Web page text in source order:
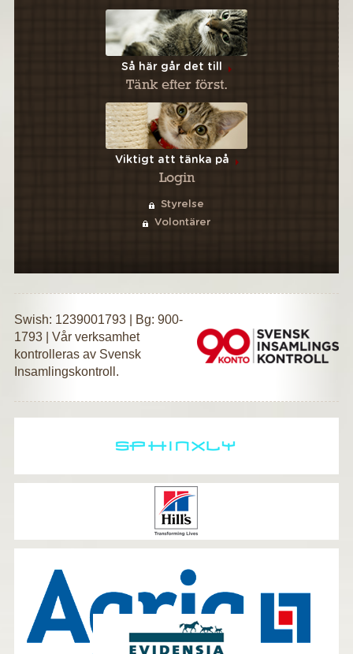
Så här går det till
Tänk efter först.
Viktigt att tänka på
Login
Styrelse
Volontärer
Swish: 1239001793 | Bg: 900-
1793 | Vår verksamhet
kontrolleras av Svensk
Insamlingskontroll.